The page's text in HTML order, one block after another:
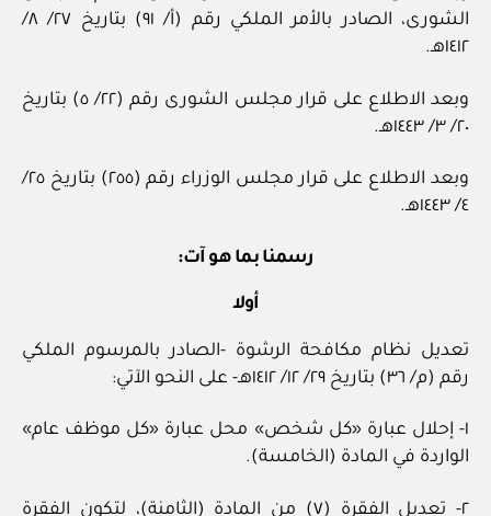
الشورى، الصادر بالأمر الملكي رقم (أ/ ٩١) بتاريخ ٢٧/ ٨/
١٤١٢هـ.
وبعد الاطلاع على قرار مجلس الشورى رقم (٢٢/ ٥) بتاريخ
٢٠/ ٣/ ١٤٤٣هـ.
وبعد الاطلاع على قرار مجلس الوزراء رقم (٢٥٥) بتاريخ ٢٥/
٤/ ١٤٤٣هـ.
رسمنا بما هو آت:
أولا
تعديل نظام مكافحة الرشوة -الصادر بالمرسوم الملكي
رقم (م/ ٣٦) بتاريخ ٢٩/ ١٢/ ١٤١٢هـ- على النحو الآتي:
١- إحلال عبارة «كل شخص» محل عبارة «كل موظف عام»
الواردة في المادة (الخامسة).
٢- تعديل الفقرة (٧) من المادة (الثامنة)، لتكون الفقرة